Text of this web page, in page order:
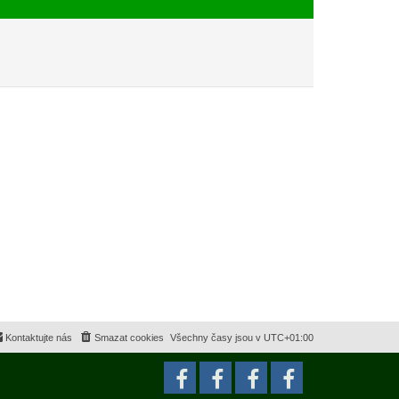
Všechny časy jsou v UTC+01:00
Smazat cookies
Kontaktujte nás